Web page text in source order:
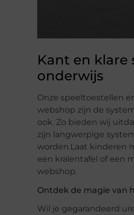
Kant en
onderwijs
Onze speeltoestellen
webshop zijn de
ook. Zo bieden wij
zijn langwerpige
worden.Laat kinderen
een kralentafel of een
webshop.
Ontdek de magie van
Wil je gegarandeerd